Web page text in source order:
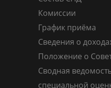
Комиссии
График приёма
Сведения о
Положение о
Сводная
специальной